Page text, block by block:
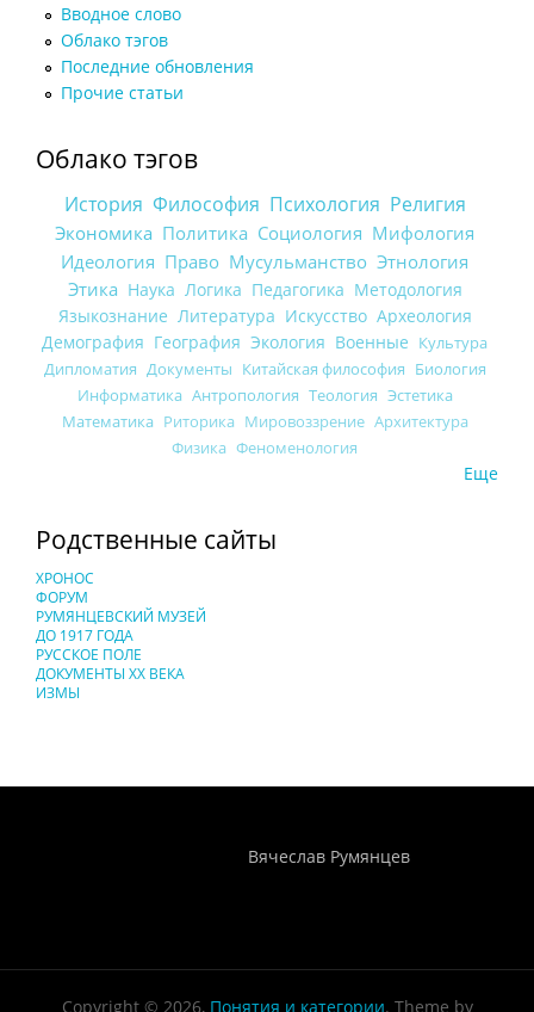
Вводное слово
Облако тэгов
Последние обновления
Прочие статьи
Облако тэгов
История Философия Психология Религия
Экономика Политика Социология Мифология
Идеология Право Мусульманство Этнология
Этика Наука Логика Педагогика Методология
Языкознание Литература Искусство Археология
Демография География Экология Военные Культура
Дипломатия Документы Китайская философия Биология
Информатика Антропология Теология Эстетика
Математика Риторика Мировоззрение Архитектура
Физика Феноменология
Еще
Родственные сайты
ХРОНОС
ФОРУМ
РУМЯНЦЕВСКИЙ МУЗЕЙ
ДО 1917 ГОДА
РУССКОЕ ПОЛЕ
ДОКУМЕНТЫ XX ВЕКА
ИЗМЫ
Вячеслав Румянцев
Copyright © 2026, Понятия и категории. Theme by